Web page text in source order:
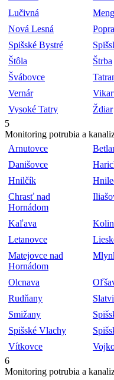
Lučivná
Nová Lesná
Spišské Bystré
Štôla
Štrba
Švábovce
Vernár
Vysoké Tatry
Ždiar
5
Monitoring potrubia a
Arnutovce
Danišovce
Hnilčík
Chrasť nad
Hornádom
Kaľava
Letanovce
Matejovce nad
Hornádom
Olcnava
Rudňany
Smižany
Spišské Vlachy
Vítkovce
6
Monitoring potrubia a